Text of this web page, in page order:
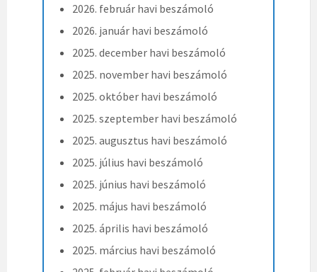
2026. február havi beszámoló
2026. január havi beszámoló
2025. december havi beszámoló
2025. november havi beszámoló
2025. október havi beszámoló
2025. szeptember havi beszámoló
2025. augusztus havi beszámoló
2025. július havi beszámoló
2025. június havi beszámoló
2025. május havi beszámoló
2025. április havi beszámoló
2025. március havi beszámoló